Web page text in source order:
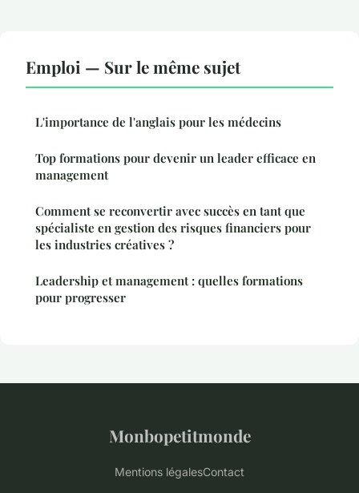
Emploi — Sur le même sujet
L'importance de l'anglais pour les médecins
Top formations pour devenir un leader efficace en
management
Comment se reconvertir avec succès en tant que
spécialiste en gestion des risques financiers pour
les industries créatives ?
Leadership et management : quelles formations
pour progresser
Monbopetitmonde
Mentions légalesContact